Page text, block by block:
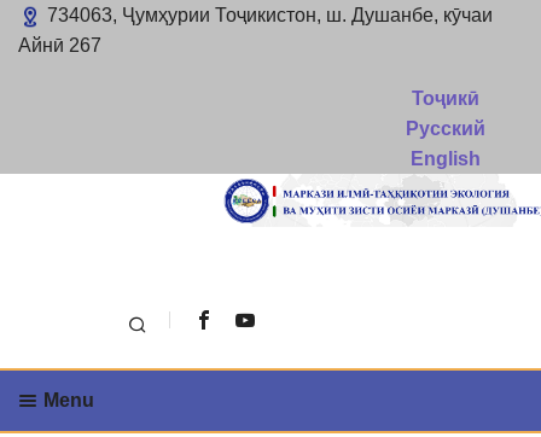
734063, Ҷумҳурии Тоҷикистон, ш. Душанбе, кӯчаи
Айнӣ 267
Тоҷикӣ
Русский
English
Поиск
Menu